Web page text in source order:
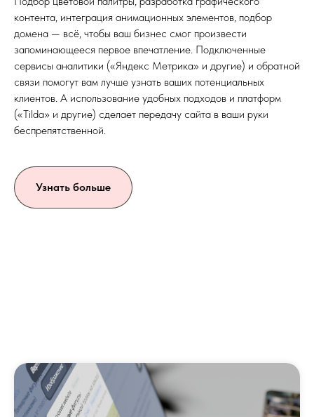
контента, интеграция анимационных элементов, подбор
домена — всё, чтобы ваш бизнес смог произвести
запоминающееся первое впечатление. Подключенные
сервисы аналитики («Яндекс Метрика» и другие) и обратной
связи помогут вам лучше узнать ваших потенциальных
клиентов. А использование удобных подходов и платформ
(«Tilda» и другие) сделает передачу сайта в ваши руки
беспрепятственной.
Узнать больше